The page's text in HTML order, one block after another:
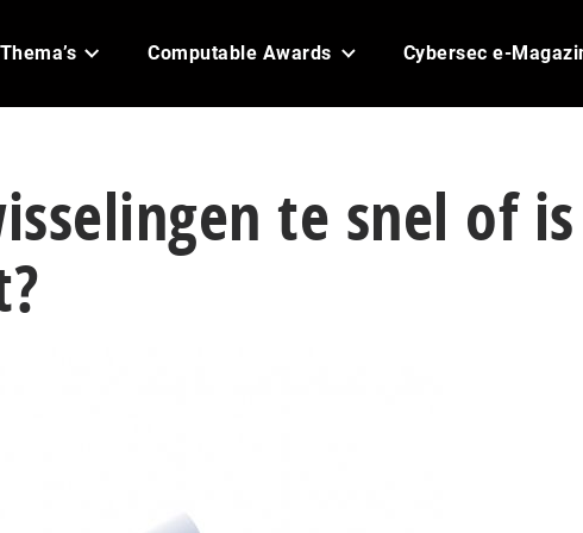
Thema’s Computable Awards Cybersec e-
te snel of is